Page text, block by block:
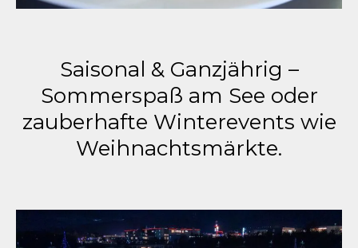
Saisonal & Ganzjährig –
Sommerspaß am See oder
zauberhafte Winterevents wie
Weihnachtsmärkte.